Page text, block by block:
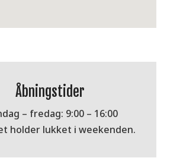
Åbningstider
– fredag: 9:00 – 16:00
holder lukket i weekenden.